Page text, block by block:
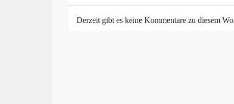
Derzeit gibt es keine Kommentare zu diesem